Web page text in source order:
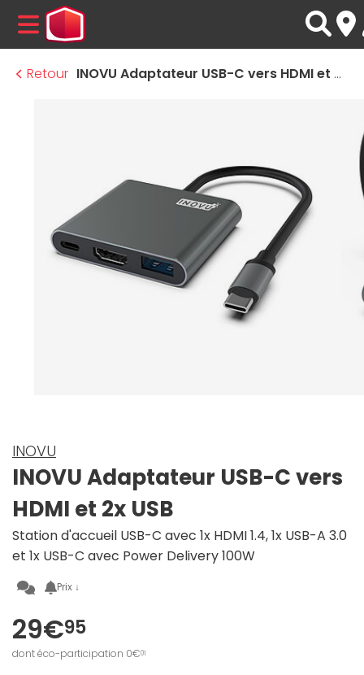
MENU
Retour
INOVU Adaptateur USB-C vers HDMI et 2x USB
INOVU
INOVU Adaptateur USB-C vers
HDMI et 2x USB
Station d'accueil USB-C avec 1x HDMI 1.4, 1x USB-A 3.0
et 1x USB-C avec Power Delivery 100W
Prix ↓
29€95
dont éco-participation 0€01